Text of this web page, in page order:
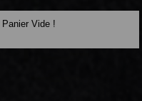
Panier Vide !